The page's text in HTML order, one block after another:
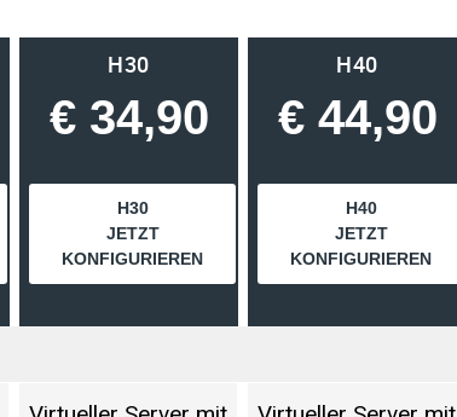
H30
€ 34,90
H30
JETZT
KONFIGURIEREN
H40
€ 44,90
H40
JETZT
KONFIGURIEREN